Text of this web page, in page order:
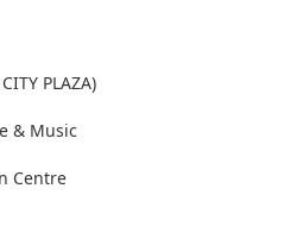
PLAZA)
& Music
Centre